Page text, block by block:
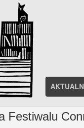
Festiwalu